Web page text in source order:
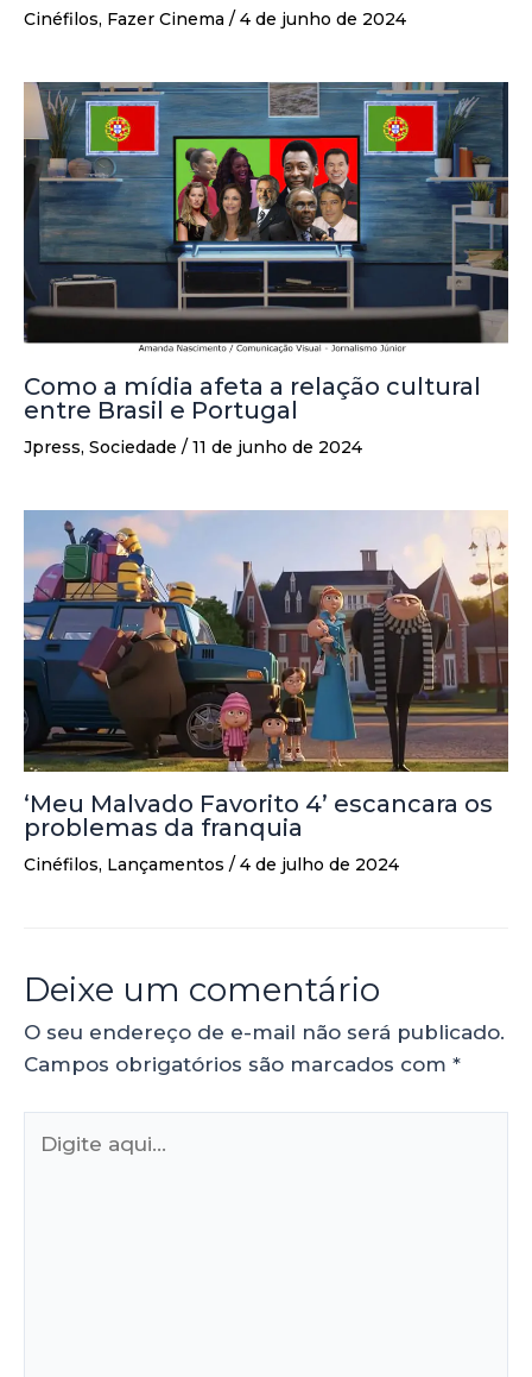
Cinéfilos, Fazer Cinema / 4 de junho de 2024
Como a mídia afeta a relação cultural
entre Brasil e Portugal
Jpress, Sociedade / 11 de junho de 2024
‘Meu Malvado Favorito 4’ escancara os
problemas da franquia
Cinéfilos, Lançamentos / 4 de julho de 2024
Deixe um comentário
O seu endereço de e-mail não será publicado.
Campos obrigatórios são marcados com *